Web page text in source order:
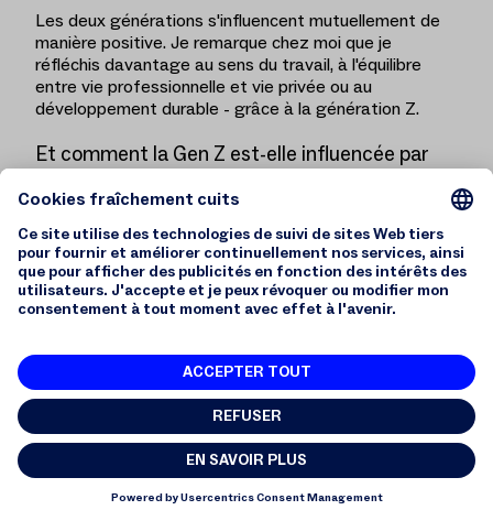
Les deux générations s'influencent mutuellement de
manière positive. Je remarque chez moi que je
réfléchis davantage au sens du travail, à l'équilibre
entre vie professionnelle et vie privée ou au
développement durable - grâce à la génération Z.
Et comment la Gen Z est-elle influencée par
Ils peuvent apprendre de nous qu'il faut aussi
s'accrocher de temps en temps. Par exemple,
terminer un projet commencé et réfléchir ensuite
seulement à ce que l'on pourrait faire de mieux dans
un prochain projet. C'est là que les valeurs se